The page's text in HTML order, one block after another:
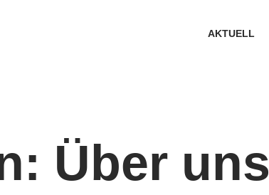
AKTUELL
Über uns